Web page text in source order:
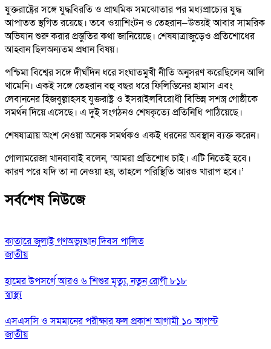
যুক্তরাষ্ট্রের সঙ্গে যুদ্ধবিরতি ও প্রাথমিক সমঝোতার পর মধ্যপ্রাচ্যের যুদ্ধ
আপাতত স্থগিত রয়েছে। তবে ওয়াশিংটন ও তেহরান—উভয়ই আবার সামরিক
অভিযান শুরু করার প্রস্তুতির কথা জানিয়েছে। শেষযাত্রাজুড়েও প্রতিশোধের
আহ্বান ছিলঅন্যতম প্রধান বিষয়।
পশ্চিমা বিশ্বের সঙ্গে দীর্ঘদিন ধরে সংঘাতমুখী নীতি অনুসরণ করেছিলেন আলি
খামেনি। একই সঙ্গে তেহরান বহু বছর ধরে ফিলিস্তিনের হামাস এবং
লেবাননের হিজবুল্লাহসহ যুক্তরাষ্ট্র ও ইসরাইলবিরোধী বিভিন্ন সশস্ত্র গোষ্ঠীকে
সমর্থন দিয়ে এসেছে। এ দুই সংগঠনও শেষকৃত্যে প্রতিনিধি পাঠিয়েছে।
শেষযাত্রায় অংশ নেওয়া অনেক সমর্থকও একই ধরনের অবস্থান ব্যক্ত করেন।
গোলামরেজা খানবাবাই বলেন, ‘আমরা প্রতিশোধ চাই। এটি নিতেই হবে।
কারণ পরে যদি তা না নেওয়া হয়, তাহলে পরিস্থিতি আরও খারাপ হবে।’
সর্বশেষ নিউজে
কাতারে জুলাই গণঅভ্যুত্থান দিবস পালিত
জাতীয়
হামের উপসর্গে আরও ৬ শিশুর মৃত্যু, নতুন রোগী ৮১৮
স্বাস্থ্য
এসএসসি ও সমমানের পরীক্ষার ফল প্রকাশ আগামী ১০ আগস্ট
জাতীয়